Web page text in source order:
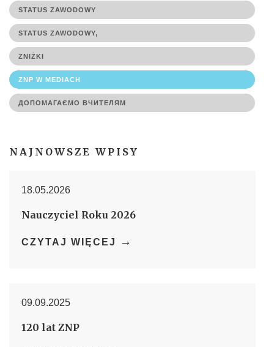
STATUS ZAWODOWY
STATUS ZAWODOWY,
ZNIŻKI
ZNP W MEDIACH
ДОПОМАГАЄМО ВЧИТЕЛЯМ
NAJNOWSZE WPISY
18.05.2026
Nauczyciel Roku 2026
CZYTAJ WIĘCEJ →
09.09.2025
120 lat ZNP